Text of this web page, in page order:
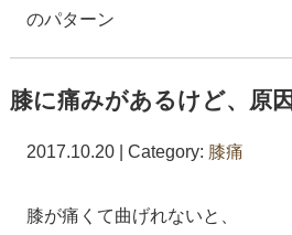
のパターン
膝に痛みがあるけど、原
2017.10.20 | Category: 膝痛
膝が痛くて曲げれないと、